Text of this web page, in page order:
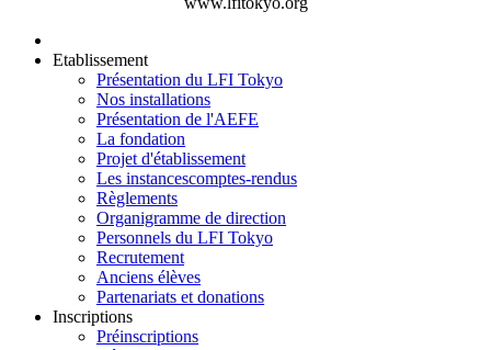
Etablissement
Présentation du LFI Tokyo
Nos installations
Présentation de l'AEFE
La fondation
Projet d'établissement
Les instancescomptes-rendus
Règlements
Organigramme de direction
Personnels du LFI Tokyo
Recrutement
Anciens élèves
Partenariats et donations
Inscriptions
Préinscriptions